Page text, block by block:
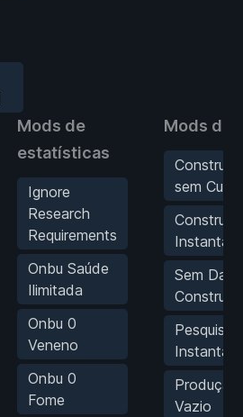
Mods de
estatísticas
Ignore
Research
Requirements
Onbu Saúde
Ilimitada
Onbu 0
Veneno
Onbu 0
Fome
Mods de
sem
Sem
Pesquisa
Vazio